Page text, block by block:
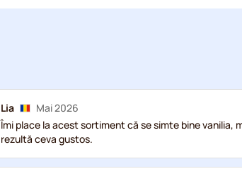
Lia
Mai 2026
Îmi place la acest sortiment că se simte bine vanilia,
rezultă ceva gustos.